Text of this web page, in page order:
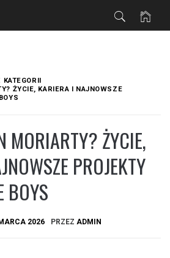
KATEGORII
ŻYCIE, KARIERA I NAJNOWSZE
MORIARTY? ŻYCIE,
PROJEKTY
BOYS
2026 PRZEZ ADMIN